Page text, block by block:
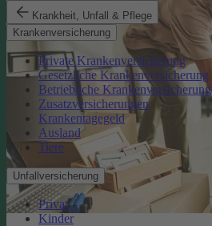
Krankheit, Unfall & Pflege
Krankenversicherung
Private Krankenversicherung
Gesetzliche Krankenversicherung
Betriebliche Krankenversicherung
Zusatzversicherungen
Krankentagegeld
Ausland
Tiere
Unfallversicherung
Privat
Kinder